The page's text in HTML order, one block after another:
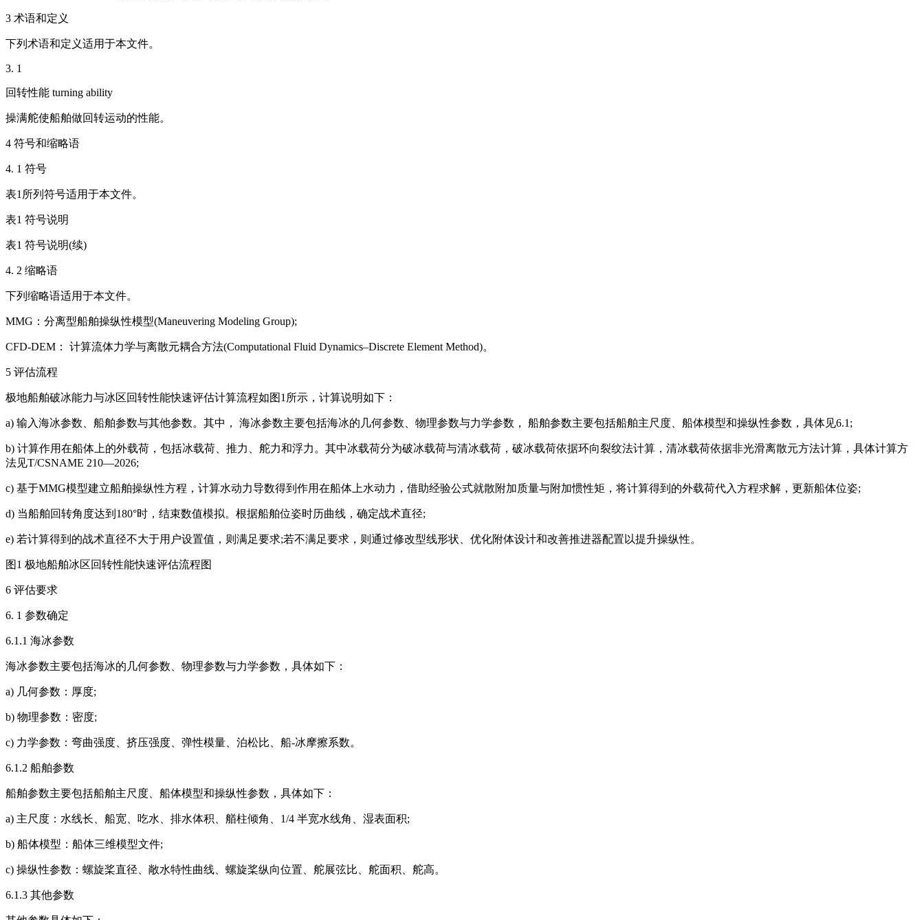
3 术语和定义
下列术语和定义适用于本文件。
3. 1
回转性能 turning ability
操满舵使船舶做回转运动的性能。
4 符号和缩略语
4. 1 符号
表1所列符号适用于本文件。
表1 符号说明
表1 符号说明(续)
4. 2 缩略语
下列缩略语适用于本文件。
MMG：分离型船舶操纵性模型(Maneuvering Modeling Group);
CFD-DEM： 计算流体力学与离散元耦合方法(Computational Fluid Dynamics–Discrete Element Method)。
5 评估流程
极地船舶破冰能力与冰区回转性能快速评估计算流程如图1所示，计算说明如下：
a) 输入海冰参数、船舶参数与其他参数。其中， 海冰参数主要包括海冰的几何参数、物理参数与力学参数， 船舶参数主要包括船舶主尺度、船体模型和操纵性参数，具体见6.1;
b) 计算作用在船体上的外载荷，包括冰载荷、推力、舵力和浮力。其中冰载荷分为破冰载荷与清冰载荷，破冰载荷依据环向裂纹法计算，清冰载荷依据非光滑离散元方法计算，具体计算方
法见T/CSNAME 210—2026;
c) 基于MMG模型建立船舶操纵性方程，计算水动力导数得到作用在船体上水动力，借助经验公式就散附加质量与附加惯性矩，将计算得到的外载荷代入方程求解，更新船体位姿;
d) 当船舶回转角度达到180°时，结束数值模拟。根据船舶位姿时历曲线，确定战术直径;
e) 若计算得到的战术直径不大于用户设置值，则满足要求;若不满足要求，则通过修改型线形状、优化附体设计和改善推进器配置以提升操纵性。
图1 极地船舶冰区回转性能快速评估流程图
6 评估要求
6. 1 参数确定
6.1.1 海冰参数
海冰参数主要包括海冰的几何参数、物理参数与力学参数，具体如下：
a) 几何参数：厚度;
b) 物理参数：密度;
c) 力学参数：弯曲强度、挤压强度、弹性模量、泊松比、船-冰摩擦系数。
6.1.2 船舶参数
船舶参数主要包括船舶主尺度、船体模型和操纵性参数，具体如下：
a) 主尺度：水线长、船宽、吃水、排水体积、艏柱倾角、1/4 半宽水线角、湿表面积;
b) 船体模型：船体三维模型文件;
c) 操纵性参数：螺旋桨直径、敞水特性曲线、螺旋桨纵向位置、舵展弦比、舵面积、舵高。
6.1.3 其他参数